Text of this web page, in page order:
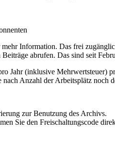
Information. Das frei
abrufen. Das sind seit
Jahr (inklusive Mehrwertsteuer)
Anzahl der Arbeitsplätz noch
zur Benutzung des Archivs.
Sie den Freischaltungscode